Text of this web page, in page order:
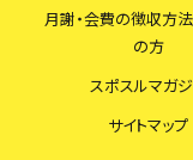
月謝・会費の徴収方
の方
スポスルマガ
サイトマップ